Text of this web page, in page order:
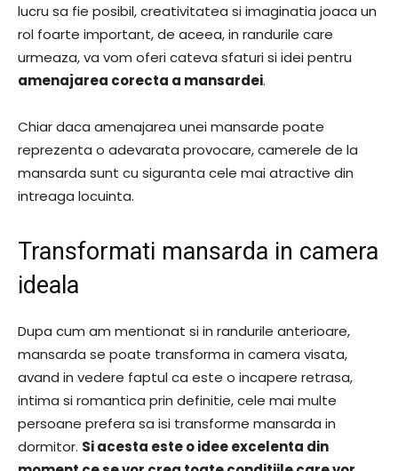
lucru sa fie posibil, creativitatea si imaginatia joaca un
rol foarte important, de aceea, in randurile care
urmeaza, va vom oferi cateva sfaturi si idei pentru
amenajarea corecta a mansardei.
Chiar daca amenajarea unei mansarde poate
reprezenta o adevarata provocare, camerele de la
mansarda sunt cu siguranta cele mai atractive din
intreaga locuinta.
Transformati mansarda in camera
ideala
Dupa cum am mentionat si in randurile anterioare,
mansarda se poate transforma in camera visata,
avand in vedere faptul ca este o incapere retrasa,
intima si romantica prin definitie, cele mai multe
persoane prefera sa isi transforme mansarda in
dormitor. Si acesta este o idee excelenta din